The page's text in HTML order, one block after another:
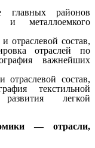
главных районов
и металлоемкого
отраслевой состав,
отраслей по
важнейших
отраслевой состав,
текстильной
легкой
— отрасли,